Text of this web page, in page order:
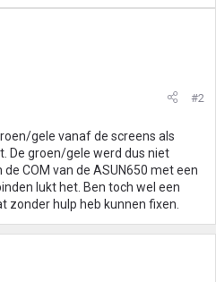
#2
gele vanaf de screens als
De groen/gele werd dus niet
COM van de ASUN650 met een
lukt het. Ben toch wel een
zonder hulp heb kunnen fixen.